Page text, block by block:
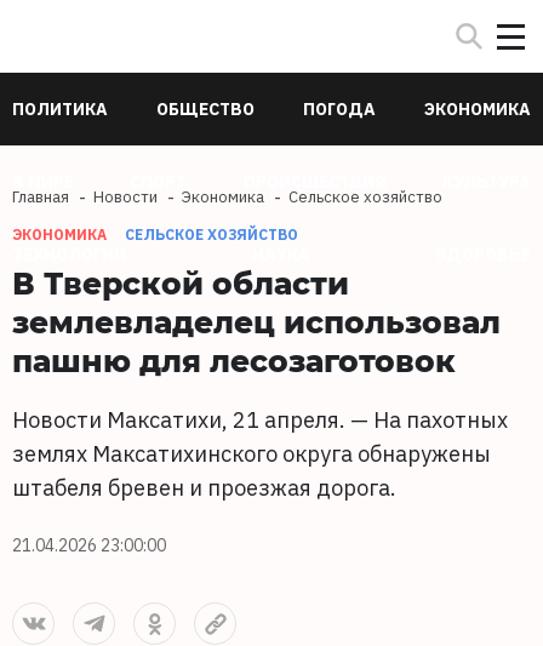
ПОЛИТИКА ОБЩЕСТВО ПОГОДА ЭКОНОМИКА
Главная Новости Экономика Сельское хозяйство
ЭКОНОМИКА СЕЛЬСКОЕ ХОЗЯЙСТВО
В Тверской области
землевладелец использовал
пашню для лесозаготовок
Новости Максатихи, 21 апреля. — На пахотных
землях Максатихинского округа обнаружены
штабеля бревен и проезжая дорога.
21.04.2026 23:00:00